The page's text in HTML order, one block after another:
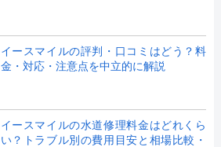
イースマイルの評判・口コミはどう？料
金・対応・注意点を中立的に解説
イースマイルの水道修理料金はどれくら
い？トラブル別の費用目安と相場比較・